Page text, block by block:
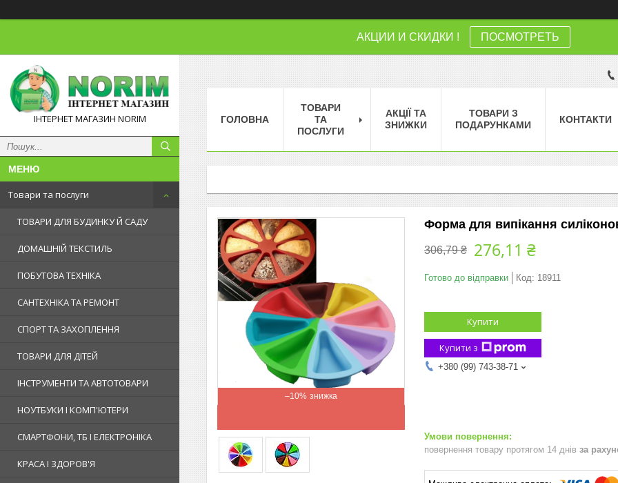
АКЦИИ И СКИДКИ ! ПОСМОТРЕТЬ
ІНТЕРНЕТ МАГАЗИН NORIM
Товари та послуги
ТОВАРИ ДЛЯ БУДИНКУ Й САДУ
ДОМАШНІЙ ТЕКСТИЛЬ
ПОБУТОВА ТЕХНІКА
САНТЕХНІКА ТА РЕМОНТ
СПОРТ ТА ЗАХОПЛЕННЯ
ТОВАРИ ДЛЯ ДІТЕЙ
ІНСТРУМЕНТИ ТА АВТОТОВАРИ
НОУТБУКИ І КОМП'ЮТЕРИ
СМАРТФОНИ, ТБ І ЕЛЕКТРОНІКА
КРАСА І ЗДОРОВ'Я
ГОЛОВНА
ТОВАРИ
ТА
ПОСЛУГИ
АКЦІЇ ТА
ЗНИЖКИ
ТОВАРИ З
ПОДАРУНКАМИ
КОНТАКТИ
–10%
Форма для випікання
306,79 ₴ 276,11 ₴
Готово до відправки Код: 18911
Купити
Купити з
+380 (99) 743-38-71
повернення товару протягом 14 днів за